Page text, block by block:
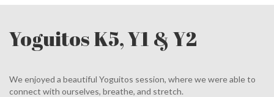
Yoguitos K5, Y1 & Y2
We enjoyed a beautiful Yoguitos session, where we were able to
connect with ourselves, breathe, and stretch.